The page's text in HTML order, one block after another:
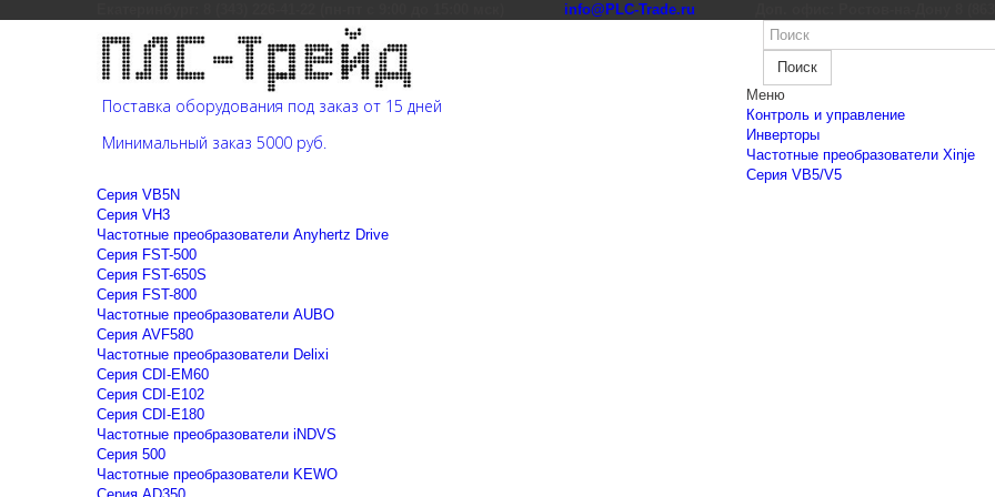
info@PLC-Trade.ru
Поставка оборудования под заказ от 15 дней
Минимальный заказ 5000 руб.
Поиск
Меню
Контроль и управление
Инверторы
Частотные преобразователи Xinje
Cерия VB5/V5
Cерия VB5N
Cерия VH3
Частотные преобразователи Anyhertz Drive
Серия FST-500
Серия FST-650S
Серия FST-800
Частотные преобразователи AUBO
Серия AVF580
Частотные преобразователи Delixi
Серия CDI-EM60
Серия CDI-E102
Серия CDI-E180
Частотные преобразователи iNDVS
Серия 500
Частотные преобразователи KEWO